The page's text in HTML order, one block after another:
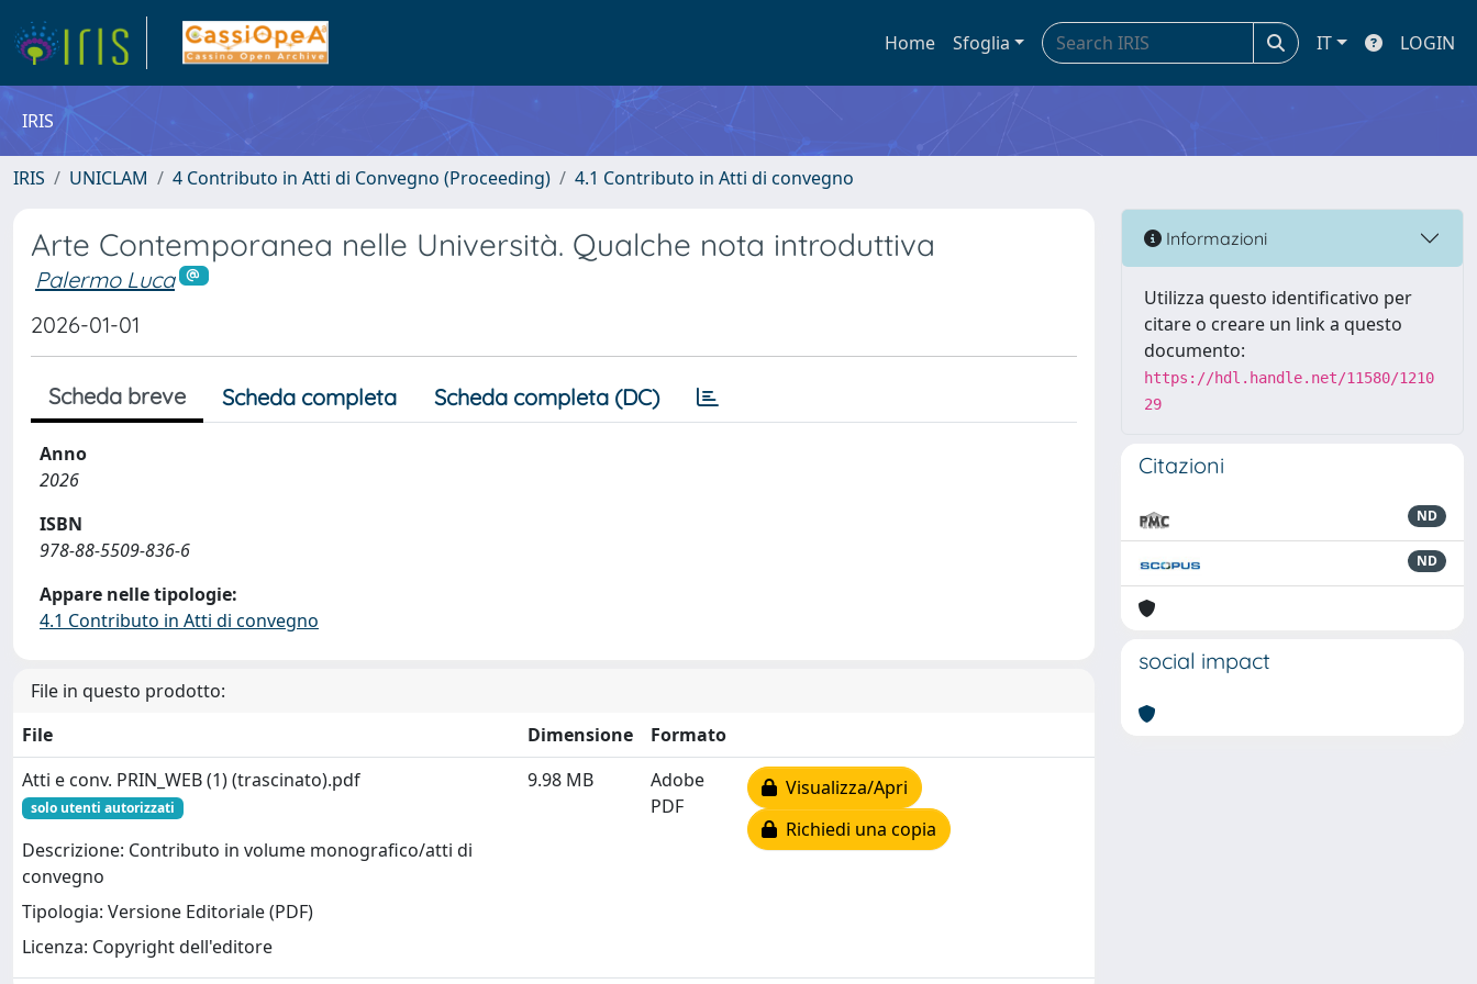
Home Sfoglia IT LOGIN
IRIS
IRIS UNICLAM 4 Contributo in Atti di Convegno (Proceeding) 4.1 Contributo in Atti di convegno
Arte Contemporanea nelle Università. Qualche nota introduttiva
Palermo Luca
2026-01-01
Scheda breve Scheda completa Scheda completa (DC)
Anno
2026
ISBN
978-88-5509-836-6
Appare nelle tipologie:
4.1 Contributo in Atti di convegno
File in questo prodotto:
File
Dimensione
Formato
Atti e conv. PRIN_WEB (1) (trascinato).pdf
solo utenti autorizzati
Descrizione: Contributo in volume monografico/atti di
convegno
Tipologia: Versione Editoriale (PDF)
Licenza: Copyright dell'editore
9.98 MB
Adobe
PDF
Visualizza/Apri
Richiedi una copia
Informazioni
Utilizza questo identificativo per
citare o creare un link a questo
documento:
https://hdl.handle.net/11580/1210
29
Citazioni
ND
ND
social impact